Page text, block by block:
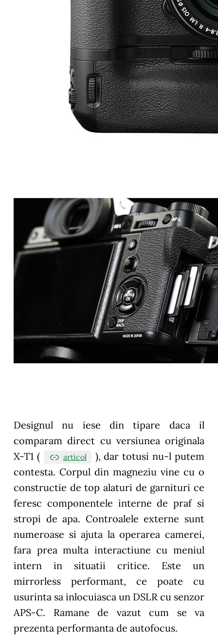
Designul nu iese din tipare daca il
comparam direct cu versiunea originala
X-T1 (
articol
), dar totusi nu-l putem
contesta. Corpul din magneziu vine cu o
constructie de top alaturi de garnituri ce
feresc componentele interne de praf si
stropi de apa. Controalele externe sunt
numeroase si ajuta la operarea camerei,
fara prea multa interactiune cu meniul
intern in situatii critice. Este un
mirrorless performant, ce poate cu
usurinta sa inlocuiasca un DSLR cu senzor
APS-C. Ramane de vazut cum se va
prezenta performanta de autofocus.